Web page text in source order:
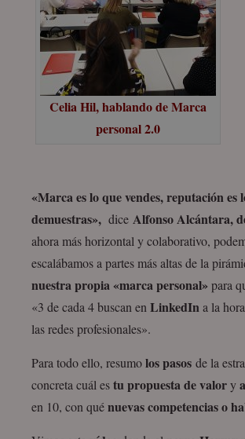
Celia Hil, hablando de Marca
personal 2.0
«Marca es lo que vendes, reputación
demuestras», dice Alfonso Alcántara,
ahora más horizontal y colaborativo,
escalábamos a partes más altas de la
nuestra propia «marca personal» para
«3 de cada 4 buscan en LinkedIna la
las redes profesionales».
Para todo ello, resumolos pasos de la
concreta cuál estu propuesta de valory
en 10, con quénuevas competencias o